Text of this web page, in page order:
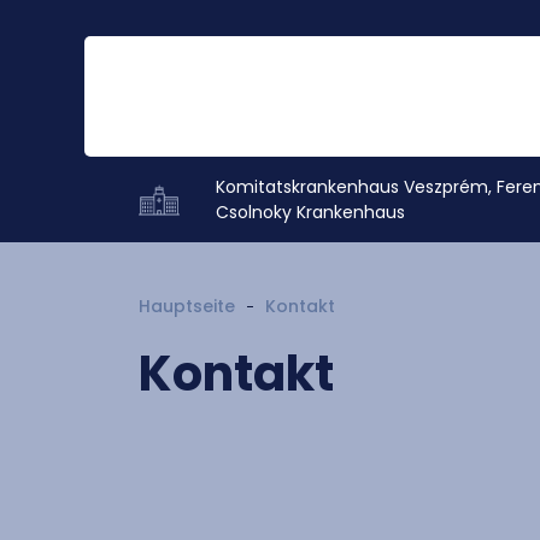
Komitatskrankenhaus Veszprém,
Csolnoky Krankenhaus
Hauptseite Kontakt
Kontakt